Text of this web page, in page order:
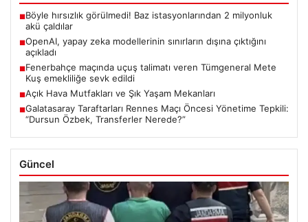
■Böyle hırsızlık görülmedi! Baz istasyonlarından 2 milyonluk
akü çaldılar
■OpenAI, yapay zeka modellerinin sınırların dışına çıktığını
açıkladı
■Fenerbahçe maçında uçuş talimatı veren Tümgeneral Mete
Kuş emekliliğe sevk edildi
■Açık Hava Mutfakları ve Şık Yaşam Mekanları
■Galatasaray Taraftarları Rennes Maçı Öncesi Yönetime Tepkili:
“Dursun Özbek, Transferler Nerede?”
Güncel